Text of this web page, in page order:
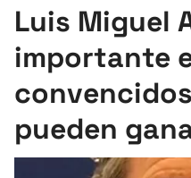
Pelota
Remo
Baloncesto
Luis Miguel
importante
pueden